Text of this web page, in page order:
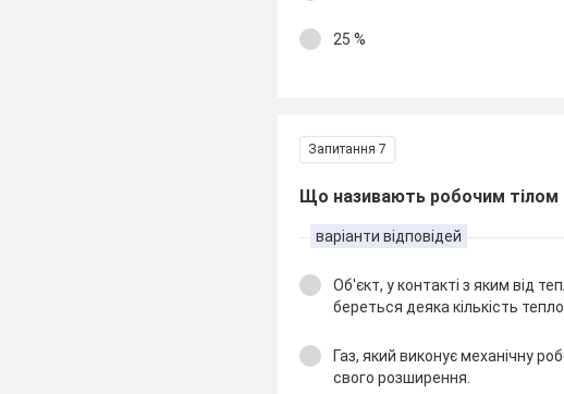
25 %
Запитання 7
Що називають робочим тілом
варіанти відповідей
Об'єкт, у контакті з яким від
береться деяка кількість
Газ, який виконує механічну
свого розширення.